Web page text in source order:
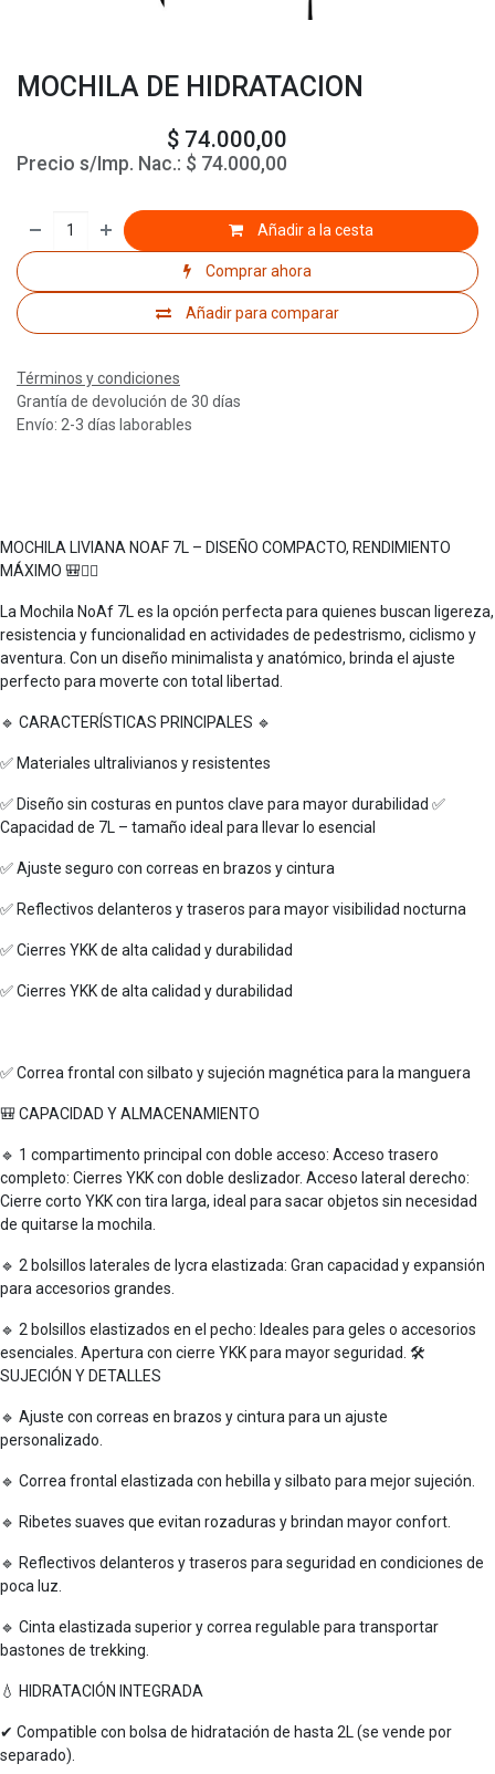
MOCHILA DE HIDRATACION
$ 74.000,00
Precio s/Imp. Nac.: $ 74.000,00
Añadir a la cesta
Comprar ahora
Añadir para comparar
Términos y condiciones
Grantía de devolución de 30 días
Envío: 2-3 días laborables
MOCHILA LIVIANA NOAF 7L – DISEÑO COMPACTO, RENDIMIENTO
MÁXIMO 🎒🚴‍♂️
La Mochila NoAf 7L es la opción perfecta para quienes buscan ligereza,
resistencia y funcionalidad en actividades de pedestrismo, ciclismo y
aventura. Con un diseño minimalista y anatómico, brinda el ajuste
perfecto para moverte con total libertad.
🔹 CARACTERÍSTICAS PRINCIPALES 🔹
✅ Materiales ultralivianos y resistentes
✅ Diseño sin costuras en puntos clave para mayor durabilidad ✅
Capacidad de 7L – tamaño ideal para llevar lo esencial
✅ Ajuste seguro con correas en brazos y cintura
✅ Reflectivos delanteros y traseros para mayor visibilidad nocturna
✅ Cierres YKK de alta calidad y durabilidad
✅ Cierres YKK de alta calidad y durabilidad
✅ Correa frontal con silbato y sujeción magnética para la manguera
🎒 CAPACIDAD Y ALMACENAMIENTO
🔹 1 compartimento principal con doble acceso: Acceso trasero
completo: Cierres YKK con doble deslizador. Acceso lateral derecho:
Cierre corto YKK con tira larga, ideal para sacar objetos sin necesidad
de quitarse la mochila.
🔹 2 bolsillos laterales de lycra elastizada: Gran capacidad y expansión
para accesorios grandes.
🔹 2 bolsillos elastizados en el pecho: Ideales para geles o accesorios
esenciales. Apertura con cierre YKK para mayor seguridad. 🛠
SUJECIÓN Y DETALLES
🔹 Ajuste con correas en brazos y cintura para un ajuste
personalizado.
🔹 Correa frontal elastizada con hebilla y silbato para mejor sujeción.
🔹 Ribetes suaves que evitan rozaduras y brindan mayor confort.
🔹 Reflectivos delanteros y traseros para seguridad en condiciones de
poca luz.
🔹 Cinta elastizada superior y correa regulable para transportar
bastones de trekking.
💧 HIDRATACIÓN INTEGRADA
✔ Compatible con bolsa de hidratación de hasta 2L (se vende por
separado).